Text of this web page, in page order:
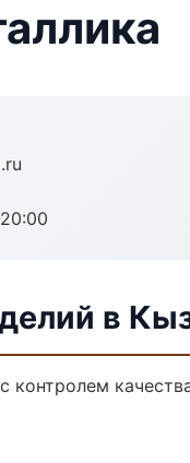
в
контролем